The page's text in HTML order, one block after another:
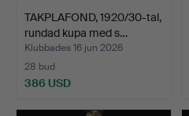
TAKPLAFOND, 1920/30-tal,
rundad kupa med s…
Klubbades 16 jun 2026
28 bud
386 USD